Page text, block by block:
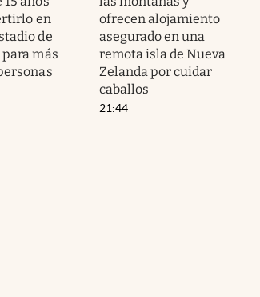
en
de
más
ofrecen alojamiento
asegurado en una
remota isla de Nueva
Zelanda por cuidar
caballos
21:44